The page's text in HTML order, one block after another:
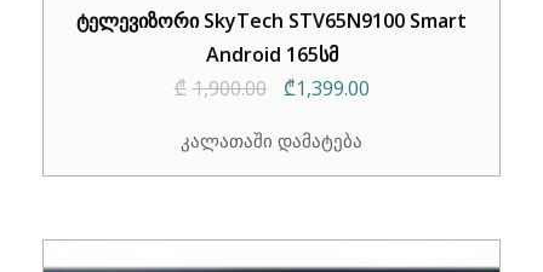
ტელევიზორი SkyTech STV65N9100 Smart
Android 165სმ
₾ 1,900.00
Original
was:
₾1,399.00Current
კალათაში დამატება